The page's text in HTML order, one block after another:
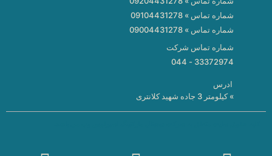
شماره تماس » 09104431278
شماره تماس » 09004431278
شماره تماس شرکت
33372974 - 044
ادرس
» کیلومتر 3 جاده شهید کلانتری